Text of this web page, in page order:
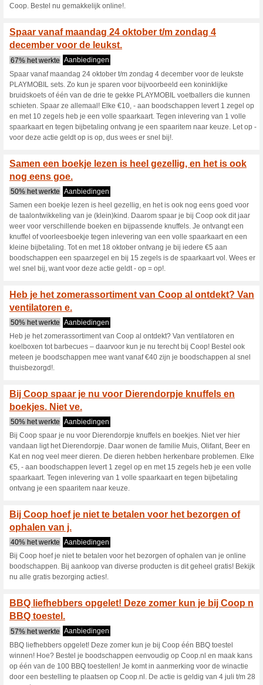
Miljuschka
is, ze wee.
53% het werkte
Miljuschka Witzenhausen
nu haar schaaltjes, planken
Hou jij van
tuingereedschap
60% het werkte
Hou jij van tuinieren? Dan
vanaf 19 april t/m 29 mei
EcoLine van Gardena. Het
en zorgt voor optimaal
zegel op en met 10 zegels
volle spaarkaart en
voor deze campagne geldt
Iedere week kun je
laten bezorgen.
35% het werkte
Iedere week kun je bij Coop